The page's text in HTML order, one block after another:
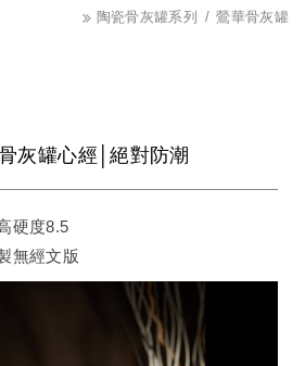
陶瓷骨灰罐系列 鶯華骨灰罐
灰罐心經│絕對防潮
硬度8.5
無經文版